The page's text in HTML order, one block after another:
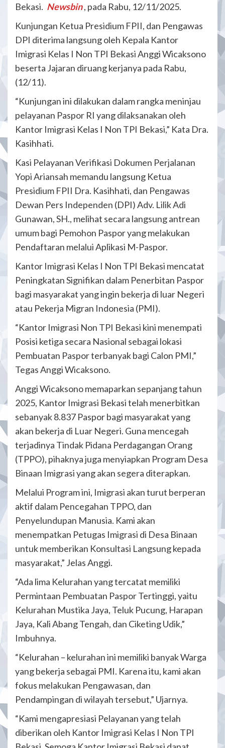
Bekasi. Newsbin , pada Rabu, 12/11/2025.
Kunjungan Ketua Presidium FPII, dan Pengawas
DPI diterima langsung oleh Kepala Kantor
Imigrasi Kelas I Non TPI Bekasi Anggi Wicaksono
beserta Jajaran diruang kerjanya pada Rabu,
(12/11).
“Kunjungan ini dilakukan dalam rangka meninjau
pelayanan Paspor RI yang dilaksanakan oleh
Kantor Imigrasi Kelas I Non TPI Bekasi,” Kata Dra.
Kasihhati.
Kasi Pelayanan Verifikasi Dokumen Perjalanan
Yopi Ariansah memandu langsung Ketua
Presidium FPII Dra. Kasihhati, dan Pengawas
Dewan Pers Independen (DPI) Adv. Lilik Adi
Gunawan, SH., melihat secara langsung antrean
umum bagi Pemohon Paspor yang melakukan
Pendaftaran melalui Aplikasi M-Paspor.
Kantor Imigrasi Kelas I Non TPI Bekasi mencatat
Peningkatan Signifikan dalam Penerbitan Paspor
bagi masyarakat yang ingin bekerja di luar Negeri
atau Pekerja Migran Indonesia (PMI).
“Kantor Imigrasi Non TPI Bekasi kini menempati
Posisi ketiga secara Nasional sebagai lokasi
Pembuatan Paspor terbanyak bagi Calon PMI,”
Tegas Anggi Wicaksono.
Anggi Wicaksono memaparkan sepanjang tahun
2025, Kantor Imigrasi Bekasi telah menerbitkan
sebanyak 8.837 Paspor bagi masyarakat yang
akan bekerja di Luar Negeri. Guna mencegah
terjadinya Tindak Pidana Perdagangan Orang
(TPPO), pihaknya juga menyiapkan Program Desa
Binaan Imigrasi yang akan segera diterapkan.
Melalui Program ini, Imigrasi akan turut berperan
aktif dalam Pencegahan TPPO, dan
Penyelundupan Manusia. Kami akan
menempatkan Petugas Imigrasi di Desa Binaan
untuk memberikan Konsultasi Langsung kepada
masyarakat,” Jelas Anggi.
“Ada lima Kelurahan yang tercatat memiliki
Permintaan Pembuatan Paspor Tertinggi, yaitu
Kelurahan Mustika Jaya, Teluk Pucung, Harapan
Jaya, Kali Abang Tengah, dan Ciketing Udik,”
Imbuhnya.
“Kelurahan – kelurahan ini memiliki banyak Warga
yang bekerja sebagai PMI. Karena itu, kami akan
fokus melakukan Pengawasan, dan
Pendampingan di wilayah tersebut,” Ujarnya.
“Kami mengapresiasi Pelayanan yang telah
diberikan oleh Kantor Imigrasi Kelas I Non TPI